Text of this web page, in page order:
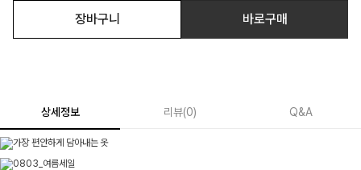
장바구니 바로구매
상세정보 리뷰(0) Q&A